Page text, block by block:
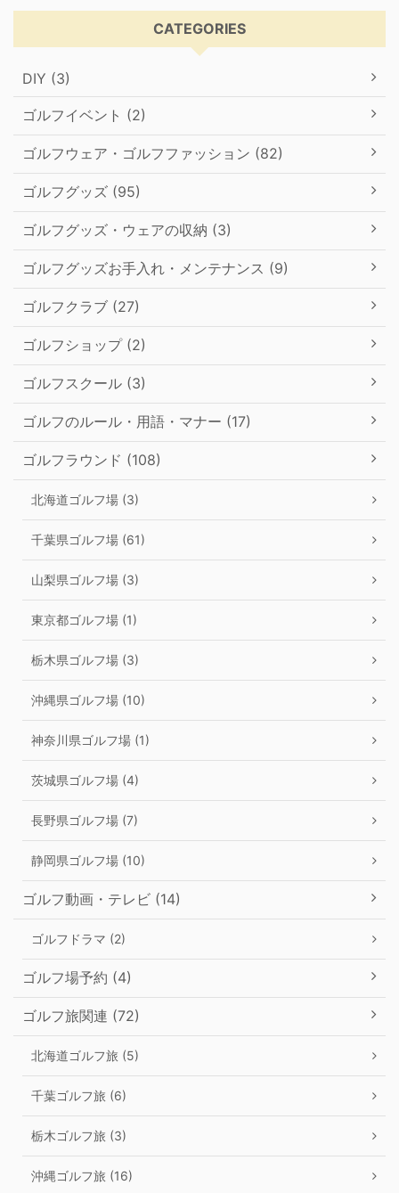
CATEGORIES
DIY (3)
ゴルフイベント (2)
ゴルフウェア・ゴルフファッション (82)
ゴルフグッズ (95)
ゴルフグッズ・ウェアの収納 (3)
ゴルフグッズお手入れ・メンテナンス (9)
ゴルフクラブ (27)
ゴルフショップ (2)
ゴルフスクール (3)
ゴルフのルール・用語・マナー (17)
ゴルフラウンド (108)
北海道ゴルフ場 (3)
千葉県ゴルフ場 (61)
山梨県ゴルフ場 (3)
東京都ゴルフ場 (1)
栃木県ゴルフ場 (3)
沖縄県ゴルフ場 (10)
神奈川県ゴルフ場 (1)
茨城県ゴルフ場 (4)
長野県ゴルフ場 (7)
静岡県ゴルフ場 (10)
ゴルフ動画・テレビ (14)
ゴルフドラマ (2)
ゴルフ場予約 (4)
ゴルフ旅関連 (72)
北海道ゴルフ旅 (5)
千葉ゴルフ旅 (6)
栃木ゴルフ旅 (3)
沖縄ゴルフ旅 (16)